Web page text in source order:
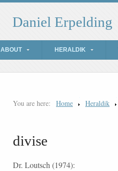
Daniel Erpelding
ABOUT HERALDIK
You are here: Home Heraldik
divise
Dr. Loutsch (1974):